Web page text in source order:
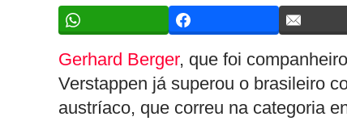
Gerhard Berger, que foi
Verstappen já superou o brasileiro
austríaco, que correu na categoria